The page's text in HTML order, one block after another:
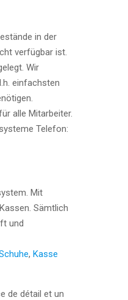
in der
verfügbar ist.
Wir
einfachsten
alle Mitarbeiter.
Telefon:
Mit
Sämtlich
und
, Kasse
de détail et un